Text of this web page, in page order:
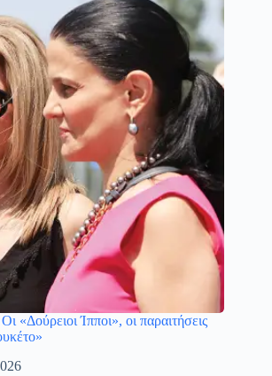
«Δούρειοι Ίπποι», οι παραιτήσεις